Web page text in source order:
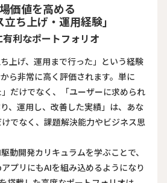
価値を高める
立ち上げ・運用経験」
利なポートフォリオ
上げ、運用まで行った」という経験
ら非常に高く評価されます。単に
」だけでなく、「ユーザーに求められ
、運用し、改善した実績」は、あな
でなく、課題解決能力やビジネス思
動開発カリキュラムを学ぶことで、
プリにもAIを組み込めるようになり